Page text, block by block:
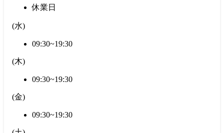
休業日
(水)
09:30~19:30
(木)
09:30~19:30
(金)
09:30~19:30